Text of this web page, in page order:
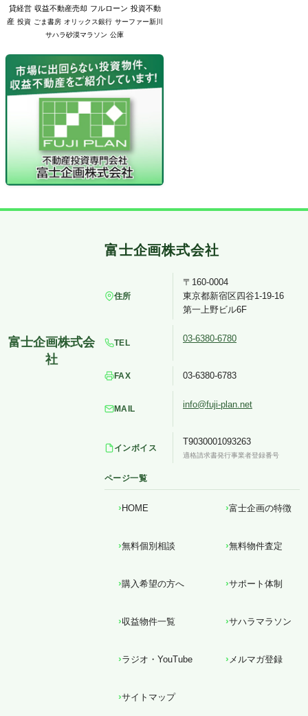
貸経営 収益不動産売却 フルローン 投資不動
産 投資 ごま書房 オリックス銀行 サーファー新川
サハラ砂漠マラソン 公庫
住所
〒160-0004
東京都新宿区四谷1-19-16
第一上野ビル6F
TEL 03-6380-6780
FAX 03-6380-6783
MAIL info@fuji-plan.net
インボイス
T9030001093263
適格請求書発行事業者登録番号
ページ一覧
HOME 富士企画の特徴
無料個別相談 無料物件査定
購入希望の方へ サポート体制
収益物件一覧 サハラマラソン
ラジオ・YouTube メルマガ登録
サイトマップ